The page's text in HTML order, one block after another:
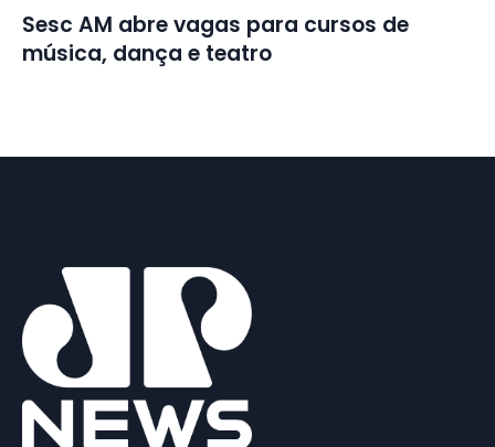
Sesc AM abre vagas para cursos de
música, dança e teatro